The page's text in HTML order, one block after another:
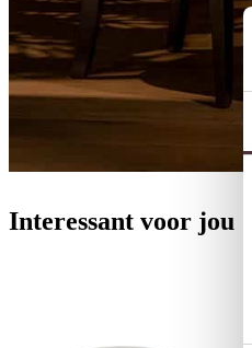
Interessant voor jou